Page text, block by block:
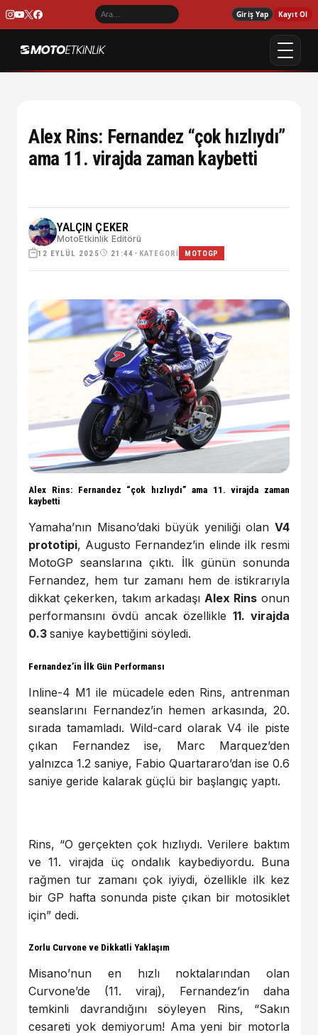
Giriş Yap Kayıt Ol
Alex Rins: Fernandez “çok hızlıydı”
ama 11. virajda zaman kaybetti
YALÇIN ÇEKER
MotoEtkinlik Editörü
12 EYLÜL 2025 21:44 • KATEGORI MOTOGP
Alex Rins: Fernandez “çok hızlıydı” ama 11. virajda zaman
kaybetti
Yamaha’nın Misano’daki büyük yeniliği olan V4
prototipi, Augusto Fernandez’in elinde ilk resmi
MotoGP seanslarına çıktı. İlk günün sonunda
Fernandez, hem tur zamanı hem de istikrarıyla
dikkat çekerken, takım arkadaşı Alex Rins onun
performansını övdü ancak özellikle11. virajda
0.3 saniye kaybettiğini söyledi.
Fernandez’in İlk Gün Performansı
Inline-4 M1 ile mücadele eden Rins, antrenman
seanslarını Fernandez’in hemen arkasında, 20.
sırada tamamladı. Wild-card olarak V4 ile piste
çıkan Fernandez ise, Marc Marquez’den
yalnızca 1.2 saniye, Fabio Quartararo’dan ise 0.6
saniye geride kalarak güçlü bir başlangıç yaptı.
Rins, “O gerçekten çok hızlıydı. Verilere baktım
ve 11. virajda üç ondalık kaybediyordu. Buna
rağmen tur zamanı çok iyiydi, özellikle ilk kez
bir GP hafta sonunda piste çıkan bir motosiklet
için” dedi.
Zorlu Curvone ve Dikkatli Yaklaşım
Misano’nun en hızlı noktalarından olan
Curvone’de (11. viraj), Fernandez’in daha
temkinli davrandığını söyleyen Rins, “Sakın
cesareti yok demiyorum! Ama yeni bir motorla